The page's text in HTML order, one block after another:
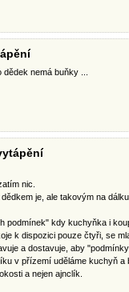
nemá buňky ...
nic.
je, ale takovým na
podmínek" kdy kuchyňka i
k dispozici pouze čtyři, se
a dostavuje, aby
v přízemí uděláme kuchyň
a nejen ajnclík.